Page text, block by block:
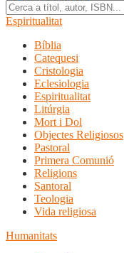
Espiritualitat
Bíblia
Catequesi
Cristologia
Eclesiologia
Espiritualitat
Litúrgia
Mort i Dol
Objectes Religiosos
Pastoral
Primera Comunió
Religions
Santoral
Teologia
Vida religiosa
Humanitats